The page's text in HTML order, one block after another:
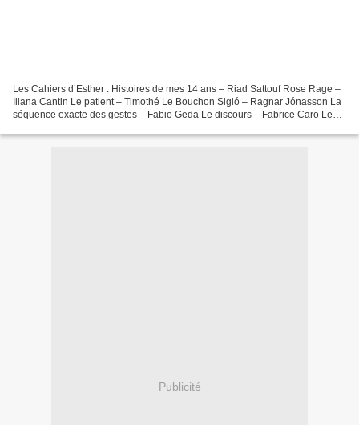
Les Cahiers d’Esther : Histoires de mes 14 ans – Riad Sattouf Rose Rage –
Illana Cantin Le patient – Timothé Le Bouchon Sigló – Ragnar Jónasson La
séquence exacte des gestes – Fabio Geda Le discours – Fabrice Caro Le
Publicité